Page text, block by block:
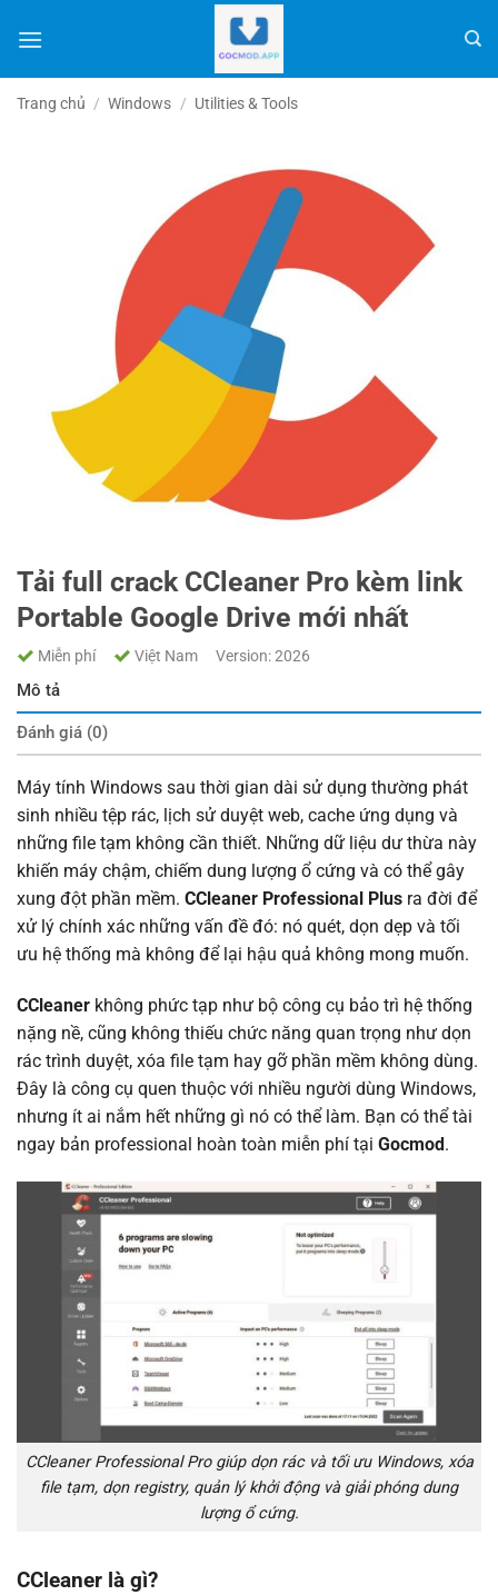
qua
dungTrang chủ / Windows / Utilities & Tools
Tải full crack CCleaner Pro kèm link
Portable Google Drive mới nhất
Miễn phí Việt Nam Version: 2026
Mô tả
Đánh giá (0)
Máy tính Windows sau thời gian dài sử dụng thường phát
sinh nhiều tệp rác, lịch sử duyệt web, cache ứng dụng và
những file tạm không cần thiết. Những dữ liệu dư thừa này
khiến máy chậm, chiếm dung lượng ổ cứng và có thể gây
xung đột phần mềm. CCleaner Professional Plus ra đời để
xử lý chính xác những vấn đề đó: nó quét, dọn dẹp và tối
ưu hệ thống mà không để lại hậu quả không mong muốn.
CCleaner không phức tạp như bộ công cụ bảo trì hệ thống
nặng nề, cũng không thiếu chức năng quan trọng như dọn
rác trình duyệt, xóa file tạm hay gỡ phần mềm không dùng.
Đây là công cụ quen thuộc với nhiều người dùng Windows,
nhưng ít ai nắm hết những gì nó có thể làm. Bạn có thể tài
ngay bản professional hoàn toàn miễn phí tại Gocmod.
CCleaner Professional Pro giúp dọn rác và tối ưu Windows, xóa
file tạm, dọn registry, quản lý khởi động và giải phóng dung
lượng ổ cứng.
CCleaner là gì?